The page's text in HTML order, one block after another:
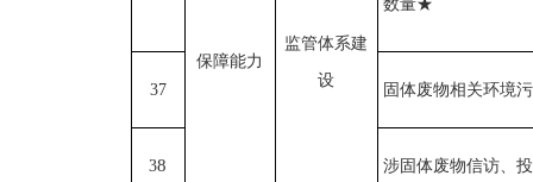
保障能力
监管体系建
设
数量★
37 固体废物相关环境
38 涉固体废物信访、